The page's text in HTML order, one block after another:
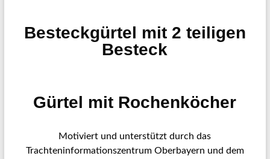
Besteckgürtel mit 2 teiligen
Besteck
Gürtel mit Rochenköcher
Motiviert und unterstützt durch das
Trachteninformationszentrum Oberbayern und dem